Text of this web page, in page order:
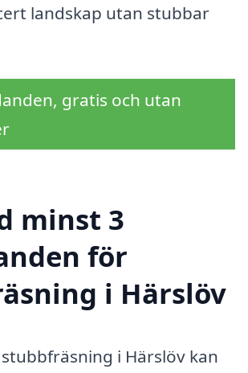
landskap utan stubbar
gratis och utan
minst 3
för
i Härslöv
i Härslöv kan